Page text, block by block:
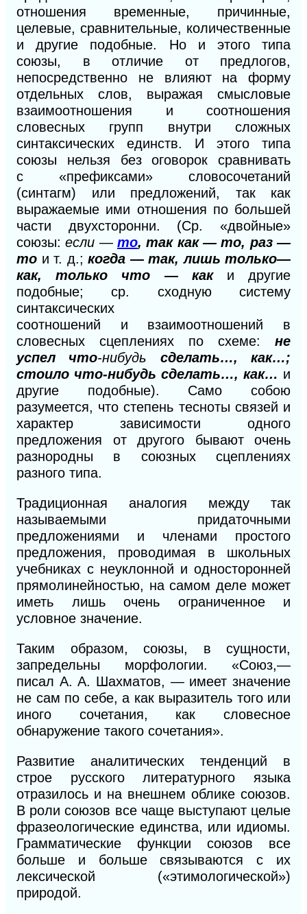
отношения временные, причинные,
целевые, сравнительные, количественные
и другие подобные. Но и этого типа
союзы, в отличие от предлогов,
непосредственно не влияют на форму
отдельных слов, выражая смысловые
взаимоотношения и соотношения
словесных групп внутри сложных
синтаксических единств. И этого типа
союзы нельзя без оговорок сравнивать
с «префиксами» словосочетаний
(синтагм) или предложений, так как
выражаемые ими отношения по большей
части двухсторонни. (Ср. «двойные»
союзы:если —то, так как — то, раз —
то и т. д.; когда — так, лишь только—
как, только что — как идругие
подобные; ср. сходную систему
синтаксических
соотношений и взаимоотношений в
словесных сцеплениях по схеме: не
успел что-нибудь сделать…, как…;
стоило что-нибудь сделать…, как… и
другие подобные). Само собою
разумеется, что степень тесноты связей и
характер зависимости одного
предложения от другого бывают очень
разнородны в союзных сцеплениях
разного типа.
Традиционная аналогия между так
называемыми придаточными
предложениями и членами простого
предложения, проводимая в школьных
учебниках с неуклонной и односторонней
прямолинейностью, на самом деле может
иметь лишь очень ограниченное и
условное значение.
Таким образом, союзы, в сущности,
запредельны морфологии. «Союз,—
писал А. А. Шахматов, — имеет значение
не сам по себе, а как выразитель того или
иного сочетания, как словесное
обнаружение такого сочетания».
Развитие аналитических тенденций в
строе русского литературного языка
отразилось и на внешнем облике союзов.
В роли союзов все чаще выступают целые
фразеологические единства, или идиомы.
Грамматические функции союзов все
больше и больше связываютсяс их
лексической («этимологической»)
природой.